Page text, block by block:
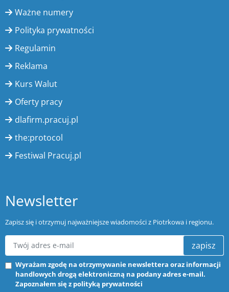
Ważne numery
Polityka prywatności
Regulamin
Reklama
Kurs Walut
Oferty pracy
dlafirm.pracuj.pl
the:protocol
Festiwal Pracuj.pl
Newsletter
Zapisz się i otrzymuj najważniejsze wiadomości z Piotrkowa i regionu.
zapisz
Wyrażam zgodę na otrzymywanie newslettera oraz informacji
handlowych drogą elektroniczną na podany adres e-mail.
Zapoznałem się z polityką prywatności